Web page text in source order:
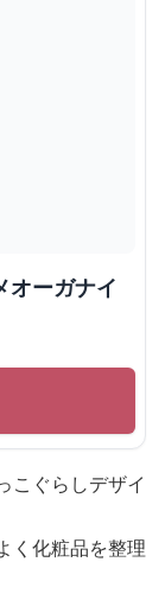
オーガナイ
こぐらしデザイ
く化粧品を整理